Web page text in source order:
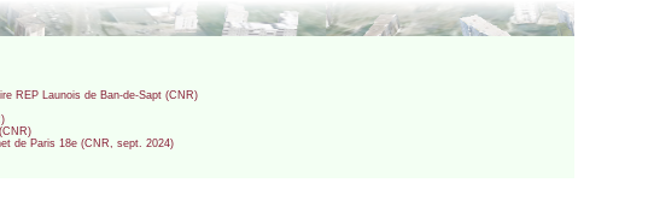
REP Launois de Ban-de-Sapt (CNR)
de Paris 18e (CNR, sept. 2024)